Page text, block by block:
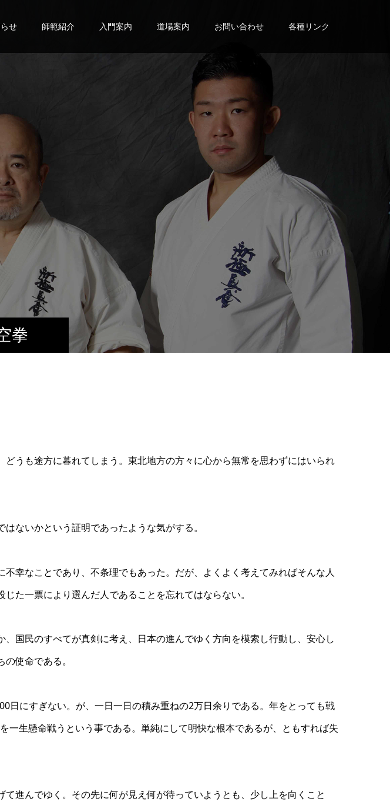
せ 師範紹介 入門案内 道場案内 お問い合わせ 各種リンク
拳
うも途方に暮れてしまう。東北地方の方々に心から無常を思わずにはいられ
ないかという証明であったような気がする。
幸なことであり、不条理でもあった。だが、よくよく考えてみればそんな人
た一票により選んだ人であることを忘れてはならない。
国民のすべてが真剣に考え、日本の進んでゆく方向を模索し行動し、安心し
使命である。
日にすぎない。が、一日一日の積み重ねの2万日余りである。年をとっても戦
生懸命戦うという事である。単純にして明快な根本であるが、ともすれば失
進んでゆく。その先に何が見え何が待っていようとも、少し上を向くこと